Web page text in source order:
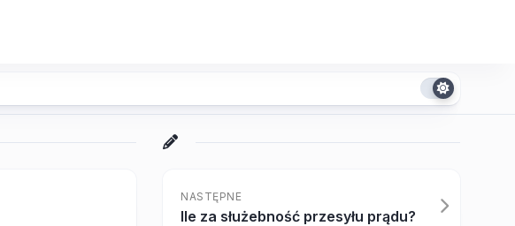
NASTĘPNE
Ile za służebność przesyłu prądu?